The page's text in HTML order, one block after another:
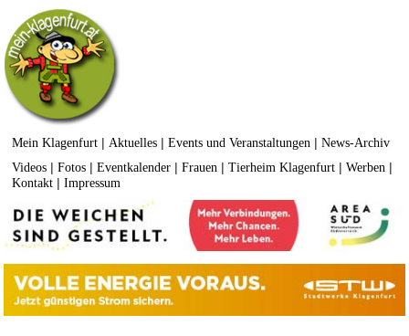
Mein Klagenfurt | Aktuelles |Events und Veranstaltungen |News-Archiv
Videos |Fotos |Eventkalender |Frauen |Tierheim Klagenfurt |Werben |
Kontakt |Impressum